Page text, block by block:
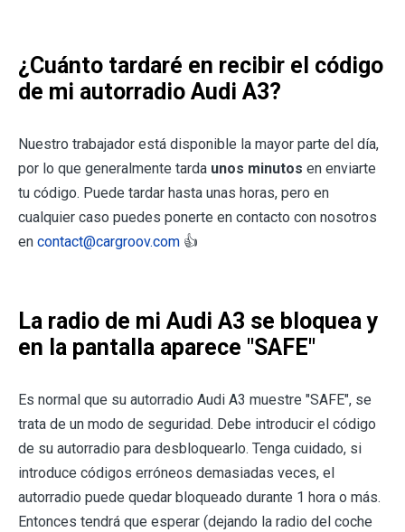
¿Cuánto tardaré en recibir el código
de mi autorradio Audi A3?
Nuestro trabajador está disponible la mayor parte del día,
por lo que generalmente tarda unos minutos en enviarte
tu código. Puede tardar hasta unas horas, pero en
cualquier caso puedes ponerte en contacto con nosotros
en contact@cargroov.com 👍
La radio de mi Audi A3 se bloquea y
en la pantalla aparece "SAFE"
Es normal que su autorradio Audi A3 muestre "SAFE", se
trata de un modo de seguridad. Debe introducir el código
de su autorradio para desbloquearlo. Tenga cuidado, si
introduce códigos erróneos demasiadas veces, el
autorradio puede quedar bloqueado durante 1 hora o más.
Entonces tendrá que esperar (dejando la radio del coche